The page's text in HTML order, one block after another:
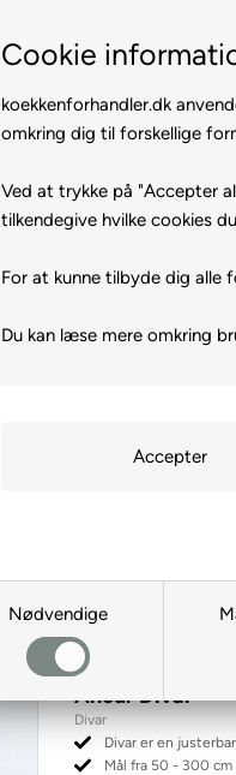
Cookie
koekkenforhandler.dk
omkring dig til forskellige
Ved at trykke på "Accepter
tilkendegive hvilke cookies
For at kunne tilbyde dig alle
Du kan læse mere omkring
Nødvendige
Anour Divar
Divar
Divar er en
Mål fra 50 - 300 cm